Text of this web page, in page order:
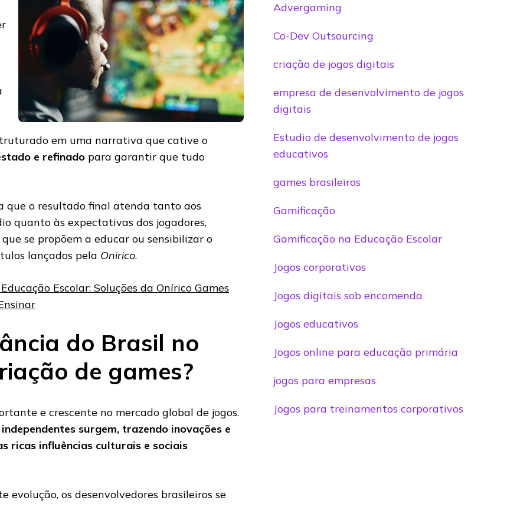
em uma narrativa que cative o
e refinado para garantir que tudo
que o resultado final atenda tanto aos
quanto às expectativas dos jogadores,
se propõem a educar ou sensibilizar o
lançados pela Onirico.
Escolar: Soluções da Onírico Games
do Brasil no
de games?
e crescente no mercado global de jogos.
surgem, trazendo inovações e
ricas influências culturais e sociais
evolução, os desenvolvedores brasileiros se
Advergaming
Co-Dev Outsourcing
criação de jogos digitais
empresa de desenvolvimento de jogos
digitais
Estudio de desenvolvimento de jogos
educativos
games brasileiros
Gamificação
Gamificação na Educação Escolar
Jogos corporativos
Jogos digitais sob encomenda
Jogos educativos
Jogos online para educação primária
jogos para empresas
Jogos para treinamentos corporativos